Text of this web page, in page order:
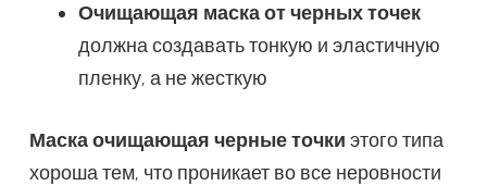
Очищающая маска от черных точек
должна создавать тонкую и эластичную
пленку, а не жесткую
Маска очищающая черные точки этого типа
хороша тем, что проникает во все неровности